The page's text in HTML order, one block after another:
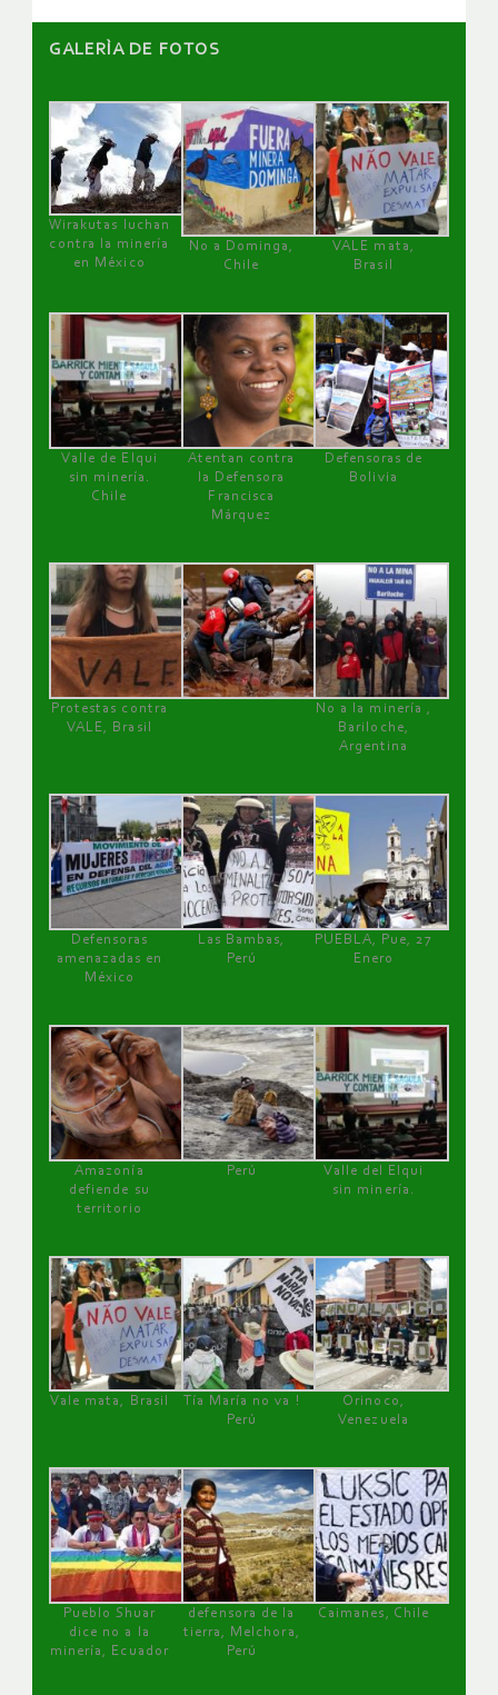
GALERÌA DE FOTOS
Wirakutas luchan
contra la minería
en México
No a Dominga,
Chile
VALE mata,
Brasil
Valle de Elqui
sin minería.
Chile
Atentan contra
la Defensora
Francisca
Márquez
Defensoras de
Bolivia
Protestas contra
VALE, Brasil
No a la minería ,
Bariloche,
Argentina
Defensoras
amenazadas en
México
Las Bambas,
Perú
PUEBLA, Pue, 27
Enero
Amazonía
defiende su
territorio
Perú
Valle del Elqui
sin minería.
Vale mata, Brasil
Tía María no va !
Perú
Orinoco,
Venezuela
Pueblo Shuar
dice no a la
minería, Ecuador
defensora de la
tierra, Melchora,
Perú
Caimanes, Chile